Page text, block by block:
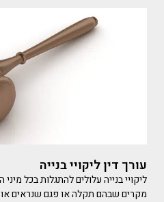
עורך דין ליקויי בנייה
ליקויי בנייה עלולים להתגלות בכל
מקרים שבהם תקלה או פגם שנראים